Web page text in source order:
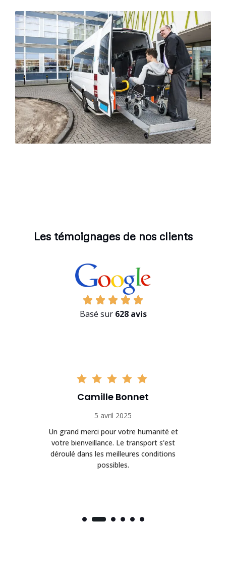
Les témoignages de nos clients
Basé sur 628 avis
Camille Bonnet
5 avril 2025
Un grand merci pour votre humanité et
votre bienveillance. Le transport s'est
déroulé dans les meilleures conditions
possibles.